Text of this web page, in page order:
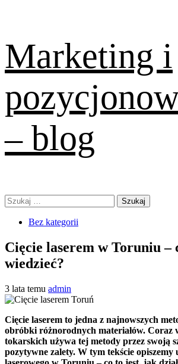
to
content
Marketing i
– blog
Primary
Menu
Szukaj:
Bez kategorii
Cięcie laserem w Toruniu –
wiedzieć?
3 lata temu admin
Cięcie laserem to jedna z najnowszych
obróbki różnorodnych materiałów. Coraz
tokarskich używa tej metody przez swoją
pozytywne zalety. W tym tekście opiszemy